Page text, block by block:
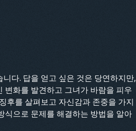
다. 답을 얻고 싶은 것은 당연하지만,
변화를 발견하고 그녀가 바람을 피우
후를 살펴보고 자신감과 존중을 가지
식으로 문제를 해결하는 방법을 알아